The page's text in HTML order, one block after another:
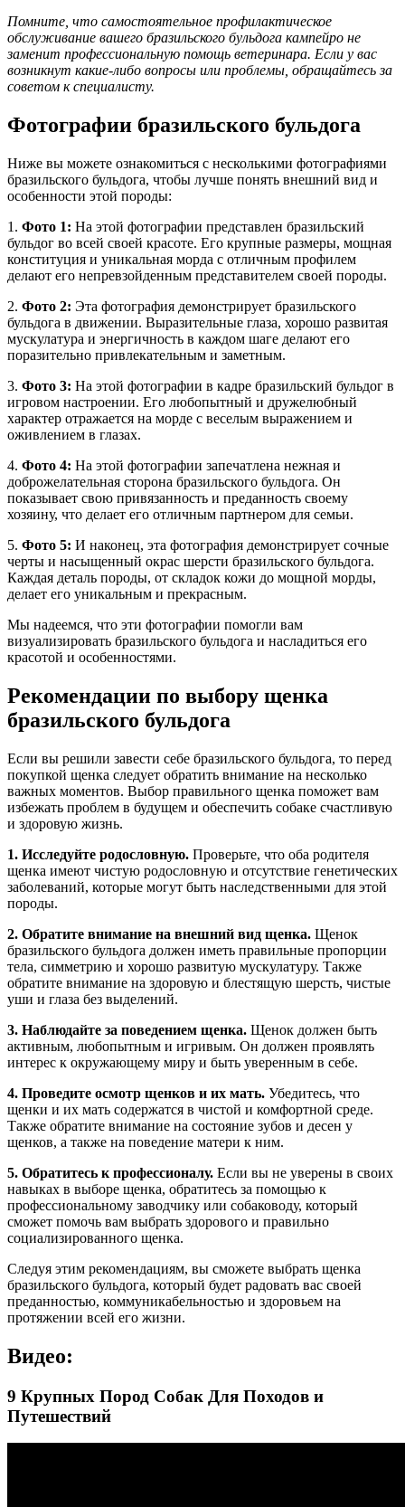
Помните, что самостоятельное профилактическое
обслуживание вашего бразильского бульдога кампейро не
заменит профессиональную помощь ветеринара. Если у вас
возникнут какие-либо вопросы или проблемы, обращайтесь за
советом к специалисту.
Фотографии бразильского бульдога
Ниже вы можете ознакомиться с несколькими фотографиями
бразильского бульдога, чтобы лучше понять внешний вид и
особенности этой породы:
1. Фото 1: На этой фотографии представлен бразильский
бульдог во всей своей красоте. Его крупные размеры, мощная
конституция и уникальная морда с отличным профилем
делают его непревзойденным представителем своей породы.
2. Фото 2: Эта фотография демонстрирует бразильского
бульдога в движении. Выразительные глаза, хорошо развитая
мускулатура и энергичность в каждом шаге делают его
поразительно привлекательным и заметным.
3. Фото 3: На этой фотографии в кадре бразильский бульдог в
игровом настроении. Его любопытный и дружелюбный
характер отражается на морде с веселым выражением и
оживлением в глазах.
4. Фото 4: На этой фотографии запечатлена нежная и
доброжелательная сторона бразильского бульдога. Он
показывает свою привязанность и преданность своему
хозяину, что делает его отличным партнером для семьи.
5. Фото 5: И наконец, эта фотография демонстрирует сочные
черты и насыщенный окрас шерсти бразильского бульдога.
Каждая деталь породы, от складок кожи до мощной морды,
делает его уникальным и прекрасным.
Мы надеемся, что эти фотографии помогли вам
визуализировать бразильского бульдога и насладиться его
красотой и особенностями.
Рекомендации по выбору щенка
бразильского бульдога
Если вы решили завести себе бразильского бульдога, то перед
покупкой щенка следует обратить внимание на несколько
важных моментов. Выбор правильного щенка поможет вам
избежать проблем в будущем и обеспечить собаке счастливую
и здоровую жизнь.
1. Исследуйте родословную. Проверьте, что оба родителя
щенка имеют чистую родословную и отсутствие генетических
заболеваний, которые могут быть наследственными для этой
породы.
2. Обратите внимание на внешний вид щенка. Щенок
бразильского бульдога должен иметь правильные пропорции
тела, симметрию и хорошо развитую мускулатуру. Также
обратите внимание на здоровую и блестящую шерсть, чистые
уши и глаза без выделений.
3. Наблюдайте за поведением щенка. Щенок должен быть
активным, любопытным и игривым. Он должен проявлять
интерес к окружающему миру и быть уверенным в себе.
4. Проведите осмотр щенков и их мать. Убедитесь, что
щенки и их мать содержатся в чистой и комфортной среде.
Также обратите внимание на состояние зубов и десен у
щенков, а также на поведение матери к ним.
5. Обратитесь к профессионалу. Если вы не уверены в своих
навыках в выборе щенка, обратитесь за помощью к
профессиональному заводчику или собаководу, который
сможет помочь вам выбрать здорового и правильно
социализированного щенка.
Следуя этим рекомендациям, вы сможете выбрать щенка
бразильского бульдога, который будет радовать вас своей
преданностью, коммуникабельностью и здоровьем на
протяжении всей его жизни.
Видео:
9 Крупных Пород Собак Для Походов и
Путешествий